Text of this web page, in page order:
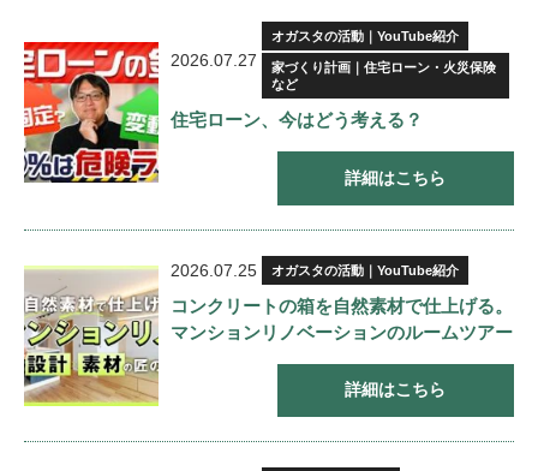
2026.07.27
オガスタの活動｜YouTube紹介
家づくり計画｜住宅ローン・火災保険
など
住宅ローン、今はどう考える？
詳細はこちら
2026.07.25 オガスタの活動｜YouTube紹介
コンクリートの箱を自然素材で仕上げる。
マンションリノベーションのルームツアー
詳細はこちら